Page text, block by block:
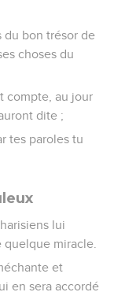
du bon trésor de
choses du
compte, au jour
dite ;
tes paroles tu
lui
miracle.
et
en sera accordé